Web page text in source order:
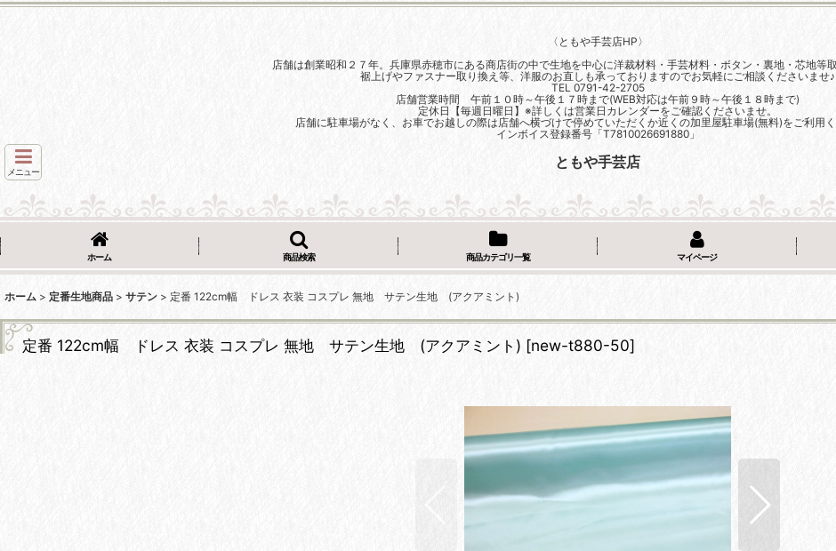
〈ともや手芸店HP〉
店舗は創業昭和２７年。兵庫県赤穂市にある商店街の中で生地を中心に洋裁材料・手芸材料・ボタン・裏地・芯地等取
裾上げやファスナー取り換え等、洋服のお直しも承っておりますのでお気軽にご相談くださいませ♪
TEL 0791-42-2705
店舗営業時間 午前１０時～午後１７時まで(WEB対応は午前９時～午後１８時まで)
定休日【毎週日曜日】※詳しくは営業日カレンダーをご確認くださいませ。
店舗に駐車場がなく、お車でお越しの際は店舗へ横づけで停めていただくか近くの加里屋駐車場(無料)をご利用く
インボイス登録番号「T7810026691880」
メニュー
ともや手芸店
ホーム 商品検索 商品カテゴリ一覧 マイページ
ホーム > 定番生地商品 > サテン > 定番 122cm幅 ドレス 衣装 コスプレ 無地 サテン生地 (アクアミント)
定番 122cm幅 ドレス 衣装 コスプレ 無地 サテン生地 (アクアミント) [new-t880-50]